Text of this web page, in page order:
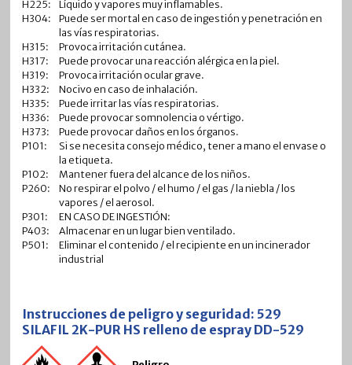
H225:
Líquido y vapores muy inflamables.
H304:
Puede ser mortal en caso de ingestión y penetración en
las vías respiratorias.
H315:
Provoca irritación cutánea.
H317:
Puede provocar una reacción alérgica en la piel.
H319:
Provoca irritación ocular grave.
H332:
Nocivo en caso de inhalación.
H335:
Puede irritar las vías respiratorias.
H336:
Puede provocar somnolencia o vértigo.
H373:
Puede provocar daños en los órganos.
P101:
Si se necesita consejo médico, tener a mano el envase o
la etiqueta.
P102:
Mantener fuera del alcance de los niños.
P260:
No respirar el polvo / el humo / el gas / la niebla / los
vapores / el aerosol.
P301:
EN CASO DE INGESTIÓN:
P403:
Almacenar en un lugar bien ventilado.
P501:
Eliminar el contenido / el recipiente en un incinerador
industrial
Instrucciones de peligro y seguridad: 529
SILAFIL 2K-PUR HS relleno de espray DD-529